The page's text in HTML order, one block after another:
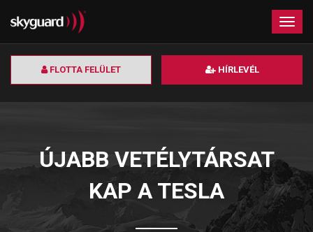
FLOTTA FELÜLET HÍRLEVÉL
×
ÚJABB VETÉLYTÁRSAT
KAP A TESLA